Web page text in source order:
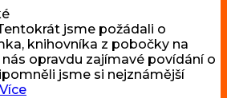
jsme požádali o
knihovníka z pobočky na
opravdu zajímavé povídání o
jsme si nejznámější
Více